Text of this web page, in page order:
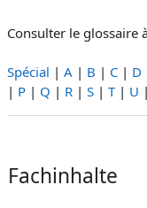
Consulter le glossaire
Spécial | A | B | C | D
| P | Q | R | S | T| U |
Fachinhalte